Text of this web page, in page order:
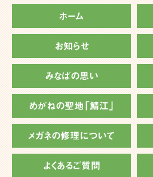
ホーム
お知らせ
みなばの思い
めがねの聖地「鯖江」
メガネの修理について
よくあるご質問